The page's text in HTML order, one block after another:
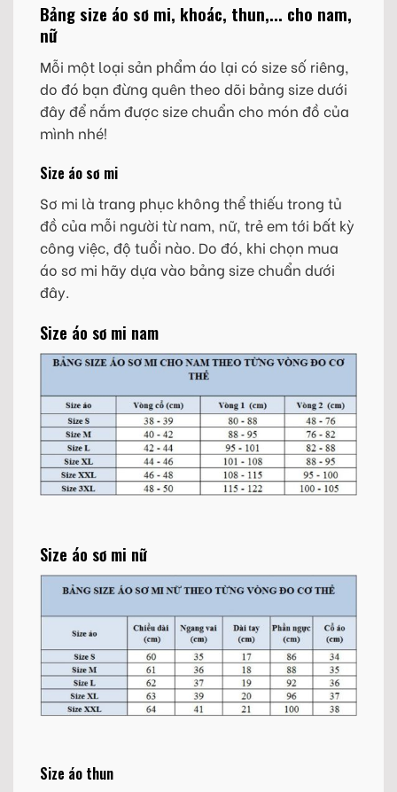
Bảng size áo sơ mi, khoác, thun,... cho nam,
nữ
Mỗi một loại sản phẩm áo lại có size số riêng,
do đó bạn đừng quên theo dõi bảng size dưới
đây để nắm được size chuẩn cho món đồ của
mình nhé!
Size áo sơ mi
Sơ mi là trang phục không thể thiếu trong tủ
đồ của mỗi người từ nam, nữ, trẻ em tới bất kỳ
công việc, độ tuổi nào. Do đó, khi chọn mua
áo sơ mi hãy dựa vào bảng size chuẩn dưới
đây.
Size áo sơ mi nam
Size áo sơ mi nữ
Size áo thun